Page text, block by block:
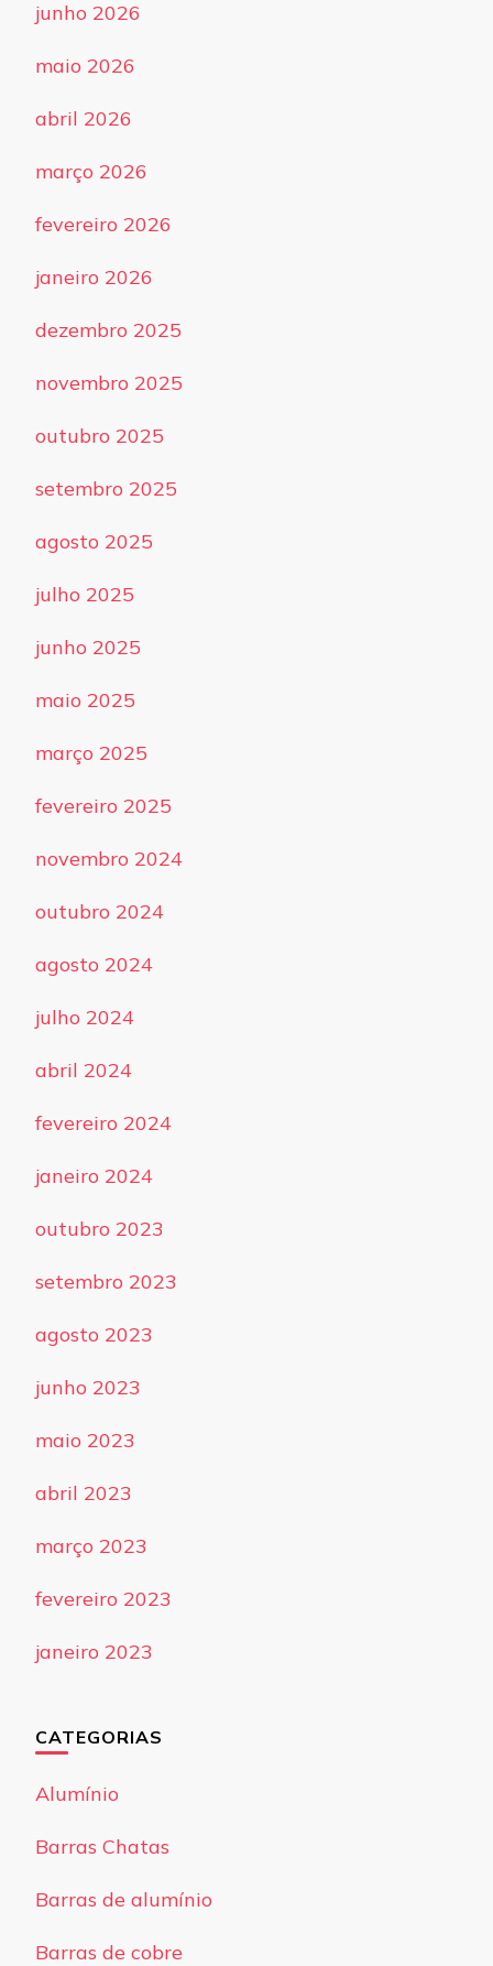
junho 2026
maio 2026
abril 2026
março 2026
fevereiro 2026
janeiro 2026
dezembro 2025
novembro 2025
outubro 2025
setembro 2025
agosto 2025
julho 2025
junho 2025
maio 2025
março 2025
fevereiro 2025
novembro 2024
outubro 2024
agosto 2024
julho 2024
abril 2024
fevereiro 2024
janeiro 2024
outubro 2023
setembro 2023
agosto 2023
junho 2023
maio 2023
abril 2023
março 2023
fevereiro 2023
janeiro 2023
CATEGORIAS
Alumínio
Barras Chatas
Barras de alumínio
Barras de cobre